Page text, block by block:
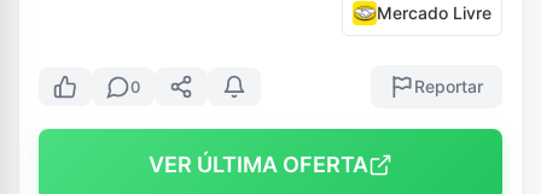
Mercado Livre
0 Reportar
VER ÚLTIMA OFERTA